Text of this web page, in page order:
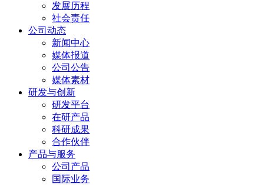
发展历程
社会责任
公司动态
新闻中心
媒体报道
公司公告
媒体素材
研发与创新
研发平台
在研产品
科研成果
合作伙伴
产品与服务
公司产品
国际业务